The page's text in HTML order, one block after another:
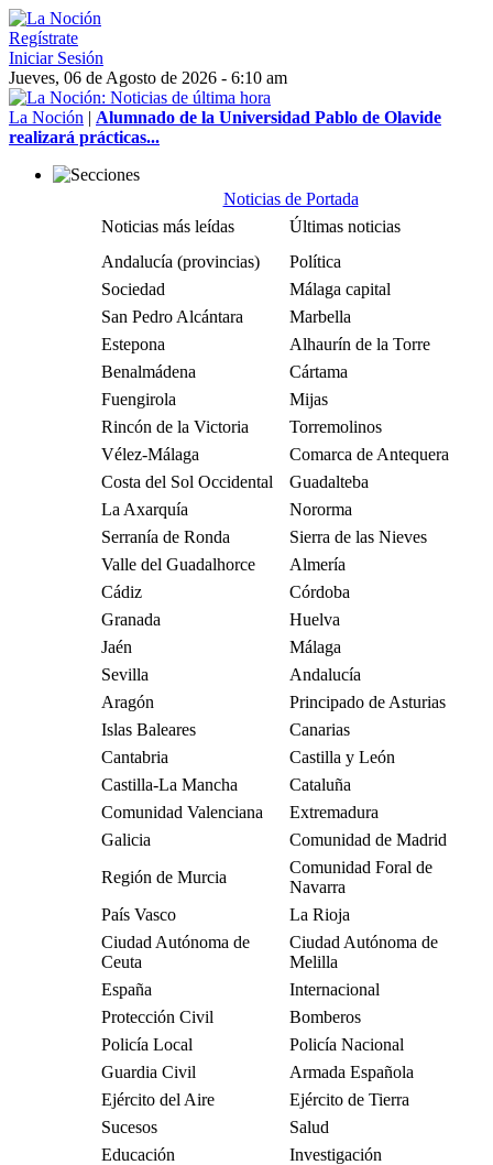
Regístrate
Iniciar Sesión
Jueves, 06 de Agosto de 2026 - 6:10 am
La Noción | Alumnado de la Universidad Pablo de Olavide
realizará prácticas...
Noticias de Portada
Noticias más leídas
Últimas noticias
Andalucía (provincias)
Política
Sociedad
Málaga capital
San Pedro Alcántara
Marbella
Estepona
Alhaurín de la Torre
Benalmádena
Cártama
Fuengirola
Mijas
Rincón de la Victoria
Torremolinos
Vélez-Málaga
Comarca de Antequera
Costa del Sol Occidental
Guadalteba
La Axarquía
Nororma
Serranía de Ronda
Sierra de las Nieves
Valle del Guadalhorce
Almería
Cádiz
Córdoba
Granada
Huelva
Jaén
Málaga
Sevilla
Andalucía
Aragón
Principado de Asturias
Islas Baleares
Canarias
Cantabria
Castilla y León
Castilla-La Mancha
Cataluña
Comunidad Valenciana
Extremadura
Galicia
Comunidad de Madrid
Región de Murcia
Comunidad Foral de
Navarra
País Vasco
La Rioja
Ciudad Autónoma de
Ceuta
Ciudad Autónoma de
Melilla
España
Internacional
Protección Civil
Bomberos
Policía Local
Policía Nacional
Guardia Civil
Armada Española
Ejército del Aire
Ejército de Tierra
Sucesos
Salud
Educación
Investigación